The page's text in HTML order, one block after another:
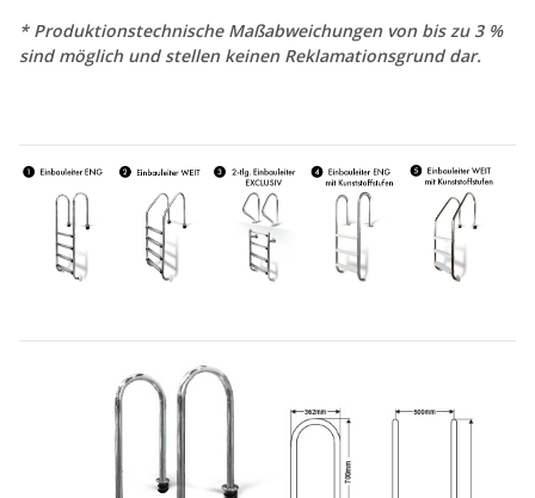
* Produktionstechnische Maßabweichungen von bis zu 3 %
sind möglich und stellen keinen Reklamationsgrund dar.